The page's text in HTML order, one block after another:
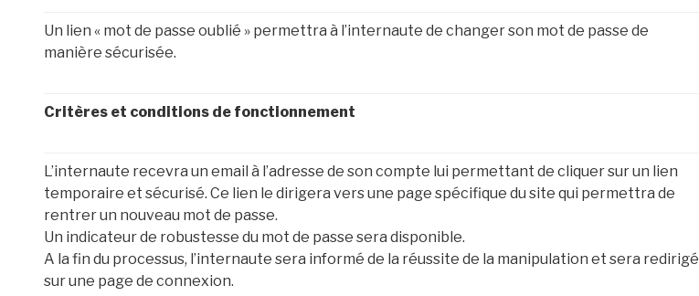
Un lien « mot de passe oublié » permettra à l’internaute de changer son mot de passe de
manière sécurisée.
Critères et conditions de fonctionnement
L’internaute recevra un email à l’adresse de son compte lui permettant de cliquer sur un lien
temporaire et sécurisé. Ce lien le dirigera vers une page spécifique du site qui permettra de
rentrer un nouveau mot de passe.
Un indicateur de robustesse du mot de passe sera disponible.
A la fin du processus, l’internaute sera informé de la réussite de la manipulation et sera redirigé
sur une page de connexion.